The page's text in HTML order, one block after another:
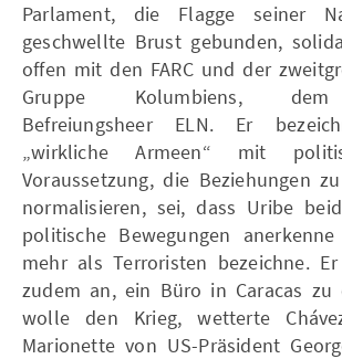
Parlament, die Flagge seiner
geschwellte Brust gebunden,
offen mit den FARC und der
Gruppe Kolumbiens, dem
Befreiungsheer ELN. Er
„wirkliche Armeen“ mit
Voraussetzung, die Beziehungen
normalisieren, sei, dass Uribe
politische Bewegungen
mehr als Terroristen bezeichne.
zudem an, ein Büro in Caracas zu
wolle den Krieg, wetterte
Marionette von US-Präsident